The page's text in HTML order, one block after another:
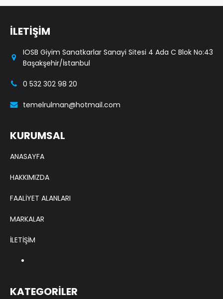
İLETİŞİM
IOSB Giyim Sanatkarlar Sanayi Sitesi 4 Ada C Blok No:43
Başakşehir/İstanbul
0 532 302 98 20
temelrulman@hotmail.com
KURUMSAL
ANASAYFA
HAKKIMIZDA
FAALİYET ALANLARI
MARKALAR
İLETİŞİM
KATEGORİLER